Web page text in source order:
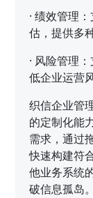
·绩效管理
估，提供多
· 风险管理
低企业运营
织信企业管
的定制化能
需求，通过
快速构建符
他业务系统
破信息孤岛。